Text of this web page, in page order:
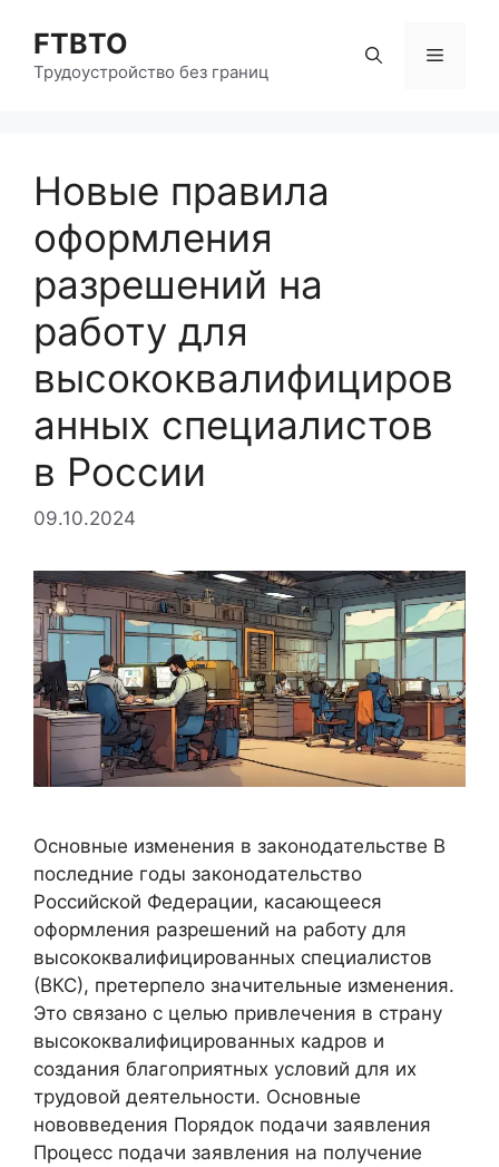
содержимому
FTBTO
Трудоустройство без границ
Меню
Новые правила
оформления
разрешений на
работу для
высококвалифициров
анных специалистов
в России
09.10.2024
Основные изменения в законодательстве В
последние годы законодательство
Российской Федерации, касающееся
оформления разрешений на работу для
высококвалифицированных специалистов
(ВКС), претерпело значительные изменения.
Это связано с целью привлечения в страну
высококвалифицированных кадров и
создания благоприятных условий для их
трудовой деятельности. Основные
нововведения Порядок подачи заявления
Процесс подачи заявления на получение